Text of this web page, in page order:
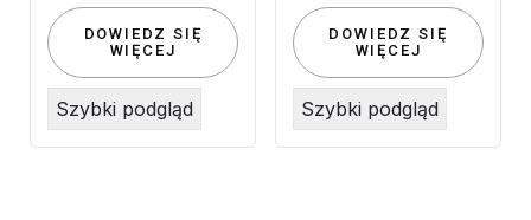
DOWIEDZ SIĘ
WIĘCEJ
Szybki podgląd
DOWIEDZ SIĘ
WIĘCEJ
Szybki podgląd